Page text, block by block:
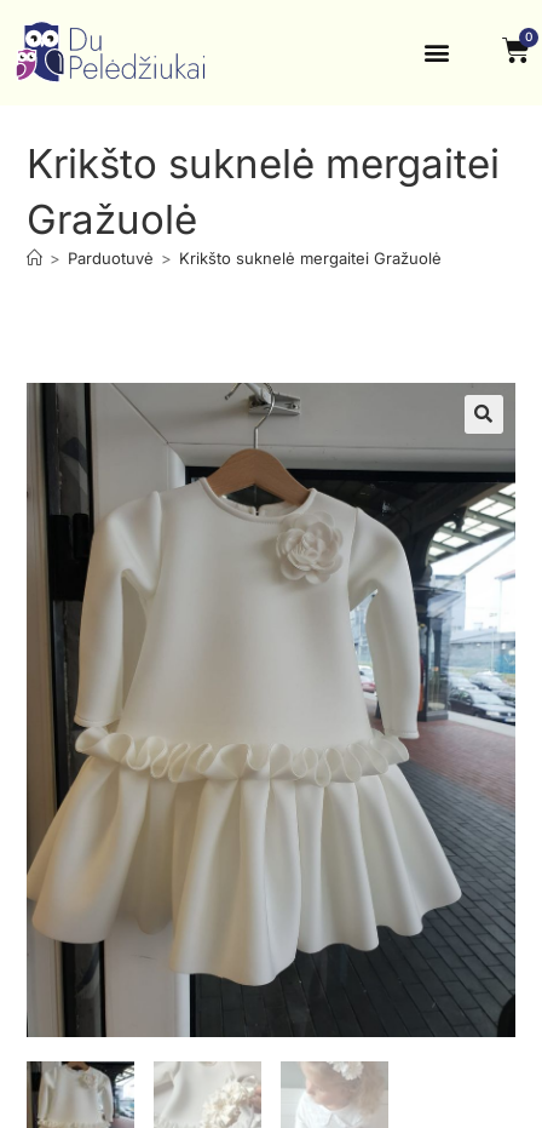
0
Krikšto suknelė mergaitei
Gražuolė
> Parduotuvė > Krikšto suknelė mergaitei Gražuolė